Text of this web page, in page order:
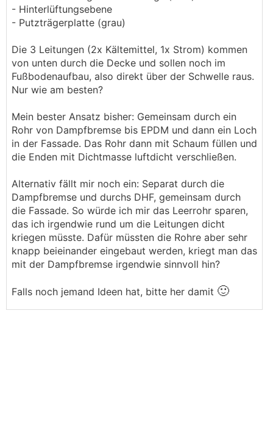
- Hinterlüftungsebene
- Putzträgerplatte (grau)
Die 3 Leitungen (2x Kältemittel, 1x Strom) kommen
von unten durch die Decke und sollen noch im
Fußbodenaufbau, also direkt über der Schwelle raus.
Nur wie am besten?
Mein bester Ansatz bisher: Gemeinsam durch ein
Rohr von Dampfbremse bis EPDM und dann ein Loch
in der Fassade. Das Rohr dann mit Schaum füllen und
die Enden mit Dichtmasse luftdicht verschließen.
Alternativ fällt mir noch ein: Separat durch die
Dampfbremse und durchs DHF, gemeinsam durch
die Fassade. So würde ich mir das Leerrohr sparen,
das ich irgendwie rund um die Leitungen dicht
kriegen müsste. Dafür müssten die Rohre aber sehr
knapp beieinander eingebaut werden, kriegt man das
mit der Dampfbremse irgendwie sinnvoll hin?
Falls noch jemand Ideen hat, bitte her damit 🙂